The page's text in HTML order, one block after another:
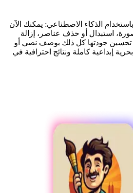
الذكاء الاصطناعي: يمكنك الآن
استبدال أو حذف عناصر، إزالة
تحسين جودتها كل ذلك بوصف نصي أو
إبداعية كاملة ونتائج احترافية في